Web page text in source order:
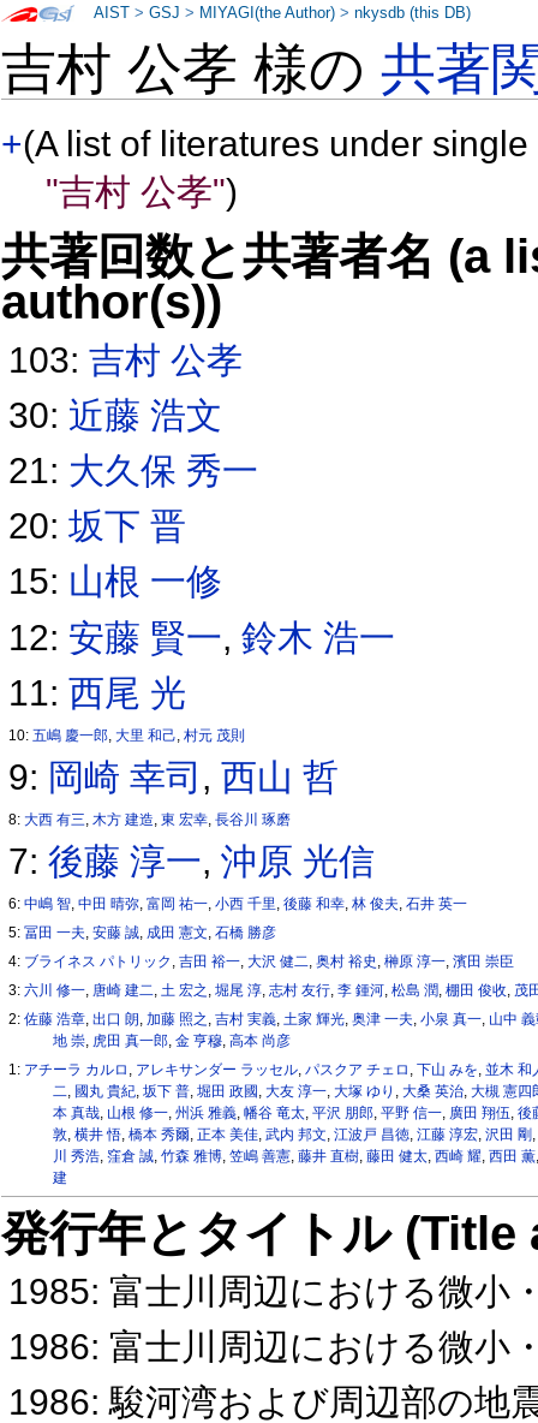
吉村 公孝 様の共著
+(A list of literatures under
"吉村 公孝")
共著回数と共著者名 (a
author(s))
103:吉村 公孝
30: 近藤 浩文
21: 大久保 秀一
20:坂下 晋
15: 山根 一修
12: 安藤 賢一,鈴木 浩一
11:西尾 光
10:五嶋 慶一郎 ,大里 和己 ,村元 茂則
9: 岡崎 幸司 ,西山 哲
8:大西 有三 木方 建造 ,東 宏幸 ,長谷川 琢磨
7:後藤 淳一,沖原 光信
6:中嶋 智 ,中田 晴弥 ,富岡 祐一 ,小西 千里 ,後藤 和幸 ,林 俊夫 ,石井 英一
5:冨田 一夫,安藤 誠, 成田 憲文,石橋 勝彦
4: ブライネス パトリック ,吉田 裕一,大沢 健二,奥村 裕史 ,榊原 淳一,濱田 崇臣
3:六川 修一, 唐崎 建二,土 宏之 ,堀尾 淳,志村 友行,李 鍾河,松島 潤,棚田 俊收, 茂
2:佐藤 浩章,出口 朗,加藤 照之 ,吉村 実義,土家 輝光,奥津 一夫,小泉 真一, 山中
地 崇, 虎田 真一郎, 金 亨穆, 高本 尚彦
1: アチーラ カルロ , アレキサンダー ラッセル,パスクア チェロ ,下山 みを,並木 和
二, 國丸 貴紀, 坂下 普, 堀田 政國 , 大友 淳一, 大塚 ゆり , 大桑 英治, 大槻 憲四
本 真哉, 山根 修一, 州浜 雅義, 幡谷 竜太, 平沢 朋郎, 平野 信一, 廣田 翔伍, 後
敦, 横井 悟, 橋本 秀爾, 正本 美佳, 武内 邦文, 江波戸 昌徳, 江藤 淳宏, 沢田 剛 ,
川 秀浩, 窪倉 誠, 竹森 雅博, 笠嶋 善憲, 藤井 直樹, 藤田 健太, 西崎 耀, 西田 薫
建
発行年とタイトル
1985: 富士川周辺における微小
1986: 富士川周辺における微小
1986: 駿河湾および周辺部の地
AIST >GSJ > MIYAGI(the Author) >nkysdb (this DB)